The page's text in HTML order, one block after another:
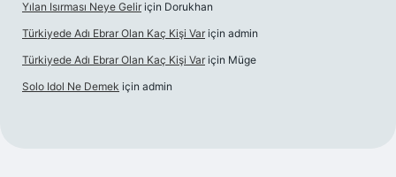
Yılan Isırması Neye Gelir için Dorukhan
Türkiyede Adı Ebrar Olan Kaç Kişi Var için admin
Türkiyede Adı Ebrar Olan Kaç Kişi Var için Müge
Solo Idol Ne Demek için admin